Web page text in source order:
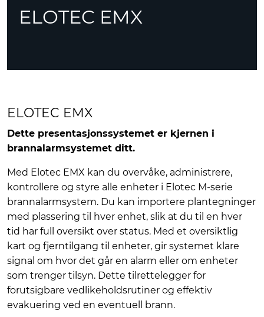
ELOTEC EMX
ELOTEC EMX
Dette presentasjonssystemet er kjernen i
brannalarmsystemet ditt.
Med Elotec EMX kan du overvåke, administrere,
kontrollere og styre alle enheter i Elotec M-serie
brannalarmsystem. Du kan importere plantegninger
med plassering til hver enhet, slik at du til en hver
tid har full oversikt over status. Med et oversiktlig
kart og fjerntilgang til enheter, gir systemet klare
signal om hvor det går en alarm eller om enheter
som trenger tilsyn. Dette tilrettelegger for
forutsigbare vedlikeholdsrutiner og effektiv
evakuering ved en eventuell brann.